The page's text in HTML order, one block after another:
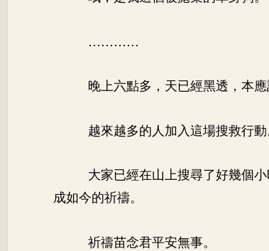
…………
晚上六點多，天已經黑透，本
越來越多的人加入這場搜救行動
大家已經在山上搜尋了好幾個
成如今的祈禱。
祈禱苗念君平安無事。